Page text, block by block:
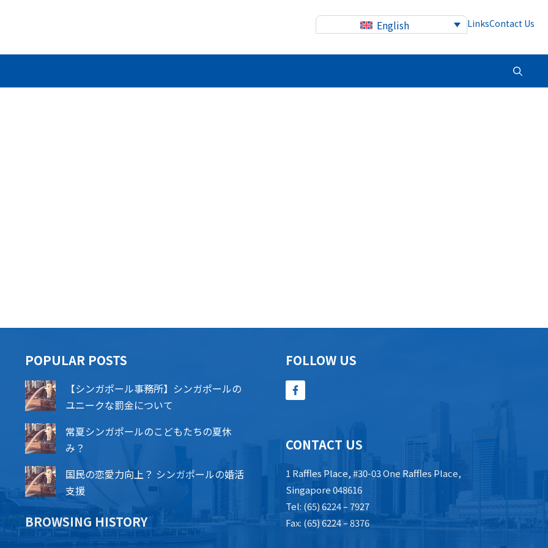
English LinksContact Us
POPU​​LAR POSTS
【シンガポール事務所】シンガポールの
ユニークな罰金について
常夏シンガポールのこどもたちの夏休
み？
国民の恋愛力向上？ シンガポールの婚活
支援
BROWSING HISTORY
FOLLOW US
CONTACT US
1 Raffles Place, #30-03 One Raffles Place,
Singapore 048616
Tel: (65) 6224 – 7927
Fax: (65) 6224 – 8376